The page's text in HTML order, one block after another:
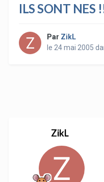
ILS SONT
Par ZikL
le 24 mai 2005
ZikL